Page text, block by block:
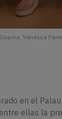
Vanessa
en el
ellas la